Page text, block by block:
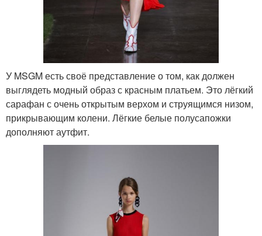
У MSGM есть своё представление о том, как должен
выглядеть модный образ с красным платьем. Это лёгкий
сарафан с очень открытым верхом и струящимся низом,
прикрывающим колени. Лёгкие белые полусапожки
дополняют аутфит.